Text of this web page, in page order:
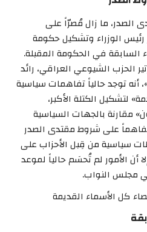
الصدر، ما زال مُصرّاً على
الوزراء وتشكيل حكومة
السابقة في الحكومة المقبلة.
الحزب الشيوعي العراقي، رائد
توجد حالياً تفاهمات سياسية
لتشكيل الكتلة الأكبر،
مقارنة بالجهات السياسية
على شروط مقتدى الصدر
سياسية من قِبل الأحزاب على
أن الأمور لم تُحسَم حالياً لموعد
مجلس النواب.
كل الأسماء القديمة